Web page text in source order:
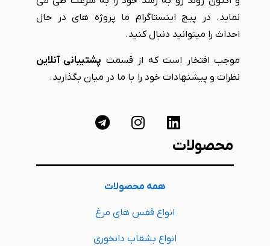
نماید. در پیج اینستاگرام ما پروژه های در حال
احداث را میتوانید دنبال کنید.
موجب افتخار است که از قسمت پشتیبانی آنلاین
نظرات و پیشنهادات خود را با ما در میان بگذارید.
محصولات
همه محصولات
انواع قفس های مرغ
انواع بشقاب دانخوری